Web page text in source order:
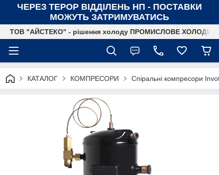
ЧЕРЕЗ ТЕРОР ВІДДІЛЕНЬ НП - ПОСТАВКИ
МОЖУТЬ ЗАТРИМУВАТИСЬ
ТОВ "АЙСТЕКО" - рішення холоду ПРОМИСЛОВЕ
КАТАЛОГ КОМПРЕСОРИ Спіральні компресори